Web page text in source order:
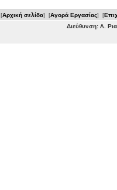
[Αρχική σελίδα] [Αγορά Εργασίας] [
Διεύθυνση: Λ.